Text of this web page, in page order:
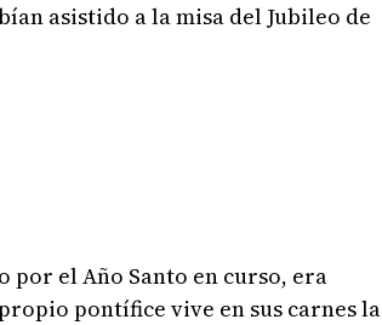
asistido a la misa del Jubileo de
por el Año Santo en curso, era
pontífice vive en sus carnes la